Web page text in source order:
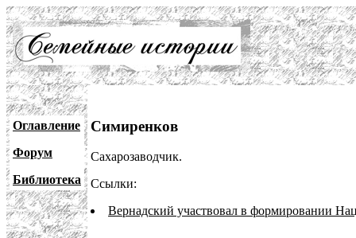
Оглавление
Форум
Библиотека
Симиренков
Сахарозаводчик.
Ссылки:
Вернадский участвовал в формировании